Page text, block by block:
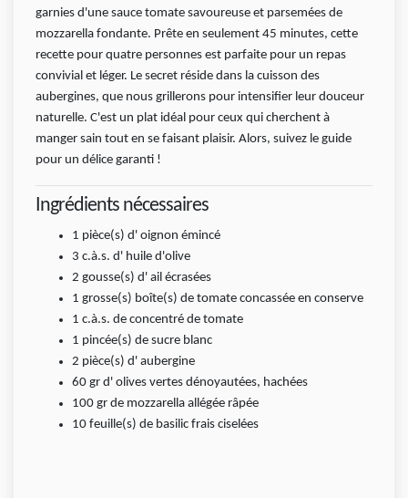
garnies d'une sauce tomate savoureuse et parsemées de
mozzarella fondante. Prête en seulement 45 minutes, cette
recette pour quatre personnes est parfaite pour un repas
convivial et léger. Le secret réside dans la cuisson des
aubergines, que nous grillerons pour intensifier leur douceur
naturelle. C'est un plat idéal pour ceux qui cherchent à
manger sain tout en se faisant plaisir. Alors, suivez le guide
pour un délice garanti !
Ingrédients nécessaires
1 pièce(s) d' oignon émincé
3 c.à.s. d' huile d'olive
2 gousse(s) d' ail écrasées
1 grosse(s) boîte(s) de tomate concassée en conserve
1 c.à.s. de concentré de tomate
1 pincée(s) de sucre blanc
2 pièce(s) d' aubergine
60 gr d' olives vertes dénoyautées, hachées
100 gr de mozzarella allégée râpée
10 feuille(s) de basilic frais ciselées